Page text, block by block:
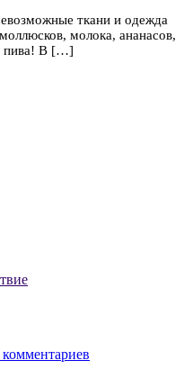
ткани и одежда
молока, ананасов,
пива! В […]